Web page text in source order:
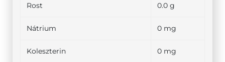
Rost 0.0 g
Nátrium 0 mg
Koleszterin 0 mg